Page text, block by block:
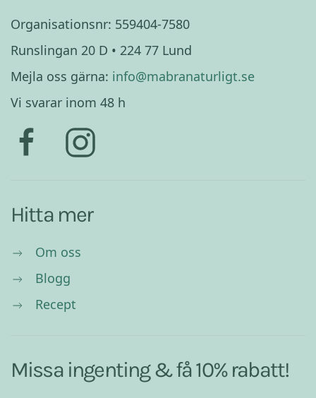
Organisationsnr: 559404-7580
Runslingan 20 D • 224 77 Lund
Mejla oss gärna: info@mabranaturligt.se
Vi svarar inom 48 h
Hitta mer
Om oss
Blogg
Recept
Missa ingenting & få 10% rabatt!